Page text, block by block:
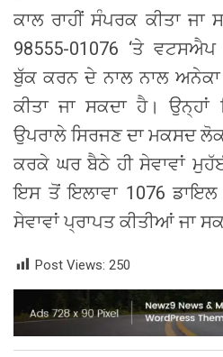
ਕਾਲ ਰਾਹੀਂ ਸੰਪਰਕ ਕੀਤਾ
98555-01076 ‘ਤੇ
ਬੁੱਕ ਕਰਨ ਦੇ ਨਾਲ ਨਾਲ ਅਨੇਕਾ
ਕੀਤਾ ਜਾ ਸਕਦਾ ਹੈ।
ਉਪਰਾਲੇ ਸਿਰਜਣ ਦਾ ਮਕਸਦ
ਕਰਕੇ ਘਰ ਬੈਠੇ ਹੀ ਸੇਵਾਵਾਂ
ਇਸ ਤੋਂ ਇਲਾਵਾ 1076
ਸੇਵਾਵਾਂ ਪ੍ਰਾਪਤ ਕੀਤੀਆਂ ਜਾ
Post Views: 250